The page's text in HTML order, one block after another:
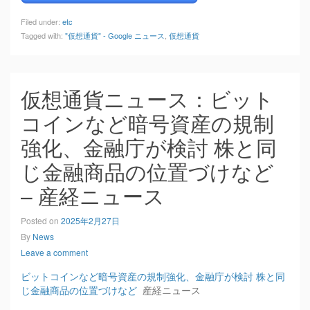
Filed under: etc
Tagged with: "仮想通貨" - Google ニュース 仮想通貨
仮想通貨ニュース：ビット
コインなど暗号資産の規制
強化、金融庁が検討 株と同
じ金融商品の位置づけなど
– 産経ニュース
Posted on 2025年2月27日
By News
Leave a comment
ビットコインなど暗号資産の規制強化、金融庁が検討 株と同
じ金融商品の位置づけなど 産経ニュース